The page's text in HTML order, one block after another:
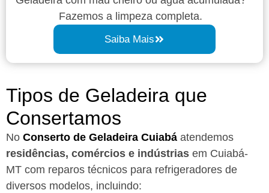
Fazemos a limpeza completa.
Saiba Mais
Tipos de Geladeira que
Consertamos
No Conserto de Geladeira Cuiabá atendemos
residências, comércios e indústrias em Cuiabá-
MT com reparos técnicos para refrigeradores de
diversos modelos, incluindo: